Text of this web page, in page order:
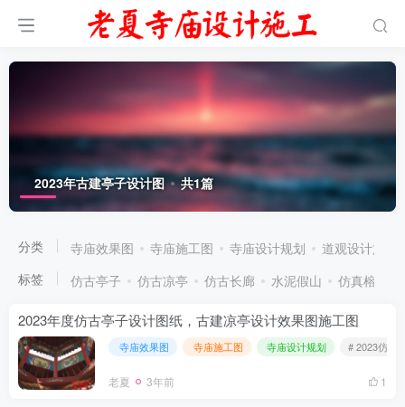
2023年古建亭子设计图 共1篇
分类 寺庙效果图 寺庙施工图 寺庙设计规划
道观设计施工
标签
仿古亭子 仿古凉亭 仿古长廊 水泥假山 仿真榕树大
2023年度仿古亭子设计图纸，古建凉亭设计效果图施工图
寺庙效果图 寺庙施工图 寺庙设计规划 # 2023仿古
老夏 3年前 1